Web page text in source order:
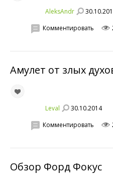
AleksAndr
Комментировать
Амулет от злых
Leval 30.10.2014
Комментировать
Обзор Форд Фокус